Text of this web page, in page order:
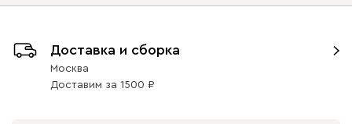
ящики справа ящики слева
Доставка и сборка
Москва
Доставим за 1500